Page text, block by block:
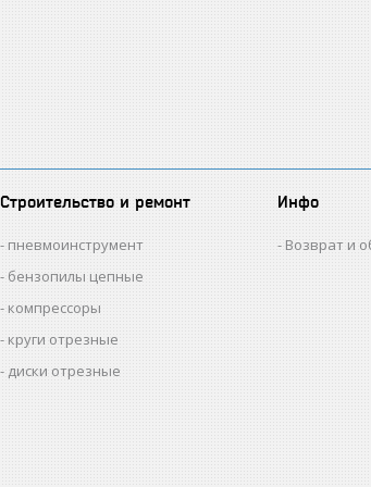
Строительство и ремонт
пневмоинструмент
бензопилы цепные
компрессоры
круги отрезные
диски отрезные
Инфо
Возврат и